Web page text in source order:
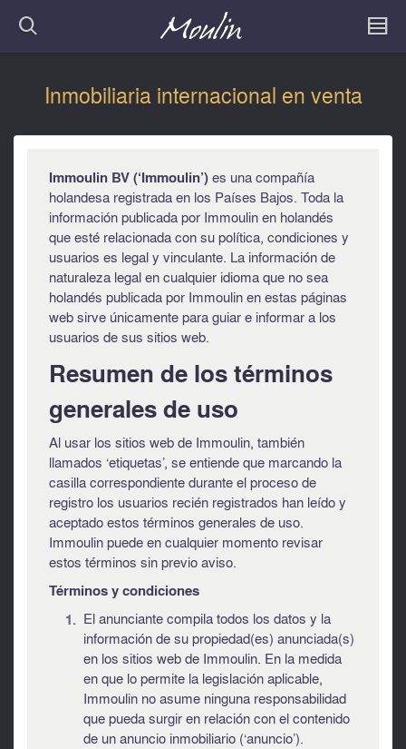
Inmobiliaria internacional en venta
Immoulin BV (‘Immoulin’)es una compañía
holandesa registrada en los Países Bajos. Toda la
información publicada por Immoulin en holandés
que esté relacionada con su política, condiciones y
usuarios es legal y vinculante. La información de
naturaleza legal en cualquier idioma que no sea
holandés publicada por Immoulin en estas páginas
web sirve únicamente para guiar e informar a los
usuarios de sus sitios web.
Resumen de los términos
generales de uso
Al usar los sitios web de Immoulin, también
llamados ‘etiquetas’, se entiende que marcando la
casilla correspondiente durante el proceso de
registro los usuarios recién registrados han leído y
aceptado estos términos generales de uso.
Immoulin puede en cualquier momento revisar
estos términos sin previo aviso.
Términos y condiciones
El anunciante compila todos los datos y la
información de su propiedad(es) anunciada(s)
en los sitios web de Immoulin. En la medida
en que lo permite la legislación aplicable,
Immoulin no asume ninguna responsabilidad
que pueda surgir en relación con el contenido
de un anuncio inmobiliario (‘anuncio’).